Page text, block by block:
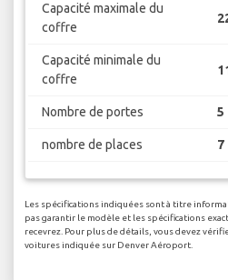
Capacité maximale du
coffre
Capacité minimale du
coffre
Nombre de portes 5
nombre de places 7
Les spécifications indiquées sont à titre
pas garantir le modèle et les spécifications
recevrez. Pour plus de détails, vous devez
voitures indiquée sur Denver Aéroport.